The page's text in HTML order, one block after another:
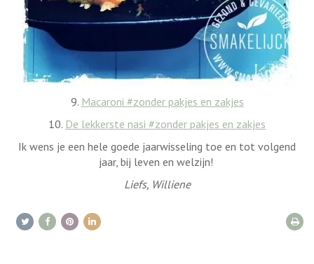
9. Macaroni #zonder pakjes en zakjes
10. De lekkerste nasi #zonder pakjes en zakjes
Ik wens je een hele goede jaarwisseling toe en tot volgend
jaar, bij leven en welzijn!
Liefs, Williene